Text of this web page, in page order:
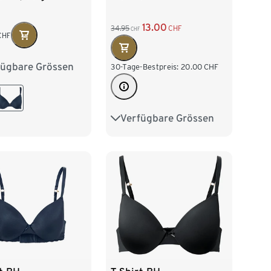
Grössen
75B 80A
80C
34.95 CHF 13.00 CHF
30-Tage-Bestpreis: 20.00 CHF
Verfügbare Grössen
75A 75B 80A
85C